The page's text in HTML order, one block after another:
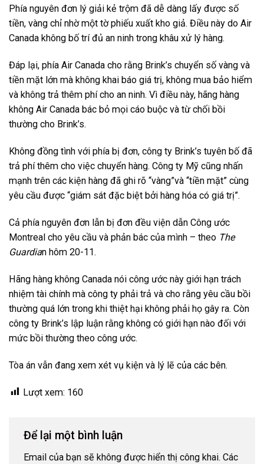
Phía nguyên đơn lý giải kẻ trộm đã dễ dàng lấy được số
tiền, vàng chỉ nhờ một tờ phiếu xuất kho giả. Điều này do Air
Canada không bố trí đủ an ninh trong khâu xử lý hàng.
Đáp lại, phía Air Canada cho rằng Brink’s chuyển số vàng và
tiền mặt lớn mà không khai báo giá trị, không mua bảo hiểm
và không trả thêm phí cho an ninh. Vì điều này, hãng hàng
không Air Canada bác bỏ mọi cáo buộc và từ chối bồi
thường cho Brink’s.
Không đồng tình với phía bị đơn, công ty Brink’s tuyên bố đã
trả phí thêm cho việc chuyển hàng. Công ty Mỹ cũng nhấn
mạnh trên các kiện hàng đã ghi rõ “vàng”và “tiền mặt” cùng
yêu cầu được “giám sát đặc biệt bởi hàng hóa có giá trị”.
Cả phía nguyên đơn lẫn bị đơn đều viện dẫn Công ước
Montreal cho yêu cầu và phản bác của mình – theo The
Guardian hôm 20-11.
Hãng hàng không Canada nói công ước này giới hạn trách
nhiệm tài chính mà công ty phải trả và cho rằng yêu cầu bồi
thường quá lớn trong khi thiệt hại không phải họ gây ra. Còn
công ty Brink’s lập luận rằng không có giới hạn nào đối với
mức bồi thường theo công ước.
Tòa án vẫn đang xem xét vụ kiện và lý lẽ của các bên.
Lượt xem: 160
Để lại một bình luận
Email của bạn sẽ không được hiển thị công khai. Các